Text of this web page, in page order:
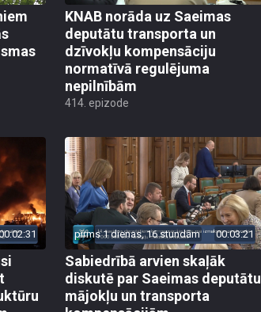
KNAB norāda uz Saeimas
deputātu transporta un
dzīvokļu kompensāciju
normatīvā regulējuma
nepilnībām
414. epizode
pirms 1 dienas, 16 stundām 00:03:21
Sabiedrībā arvien skaļāk
diskutē par Saeimas deputātu
mājokļu un transporta